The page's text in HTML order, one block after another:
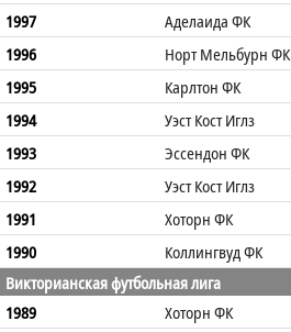
1997
Аделаида ФК
1996
Норт Мельбурн ФК
1995
Карлтон ФК
1994
Уэст Кост Иглз
1993
Эссендон ФК
1992
Уэст Кост Иглз
1991
Хоторн ФК
1990
Коллингвуд ФК
Викторианская футбольная лига
1989
Хоторн ФК